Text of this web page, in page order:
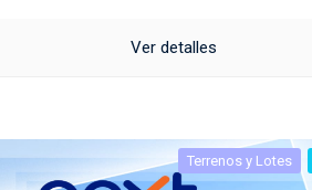
Ver detalles
Terrenos y Lotes